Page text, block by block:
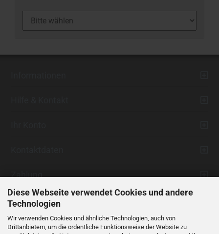
Diese Webseite verwendet Cookies und andere
Technologien
Wir verwenden Cookies und ähnliche Technologien, auch von
Drittanbietern, um die ordentliche Funktionsweise der Website zu
Zahlung